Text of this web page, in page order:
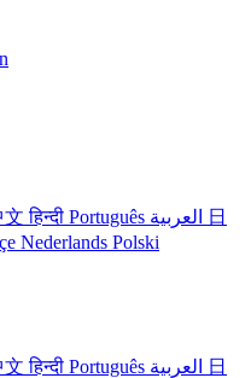
文हिन्दी Português
日
Nederlands Polski
文हिन्दी Português
日